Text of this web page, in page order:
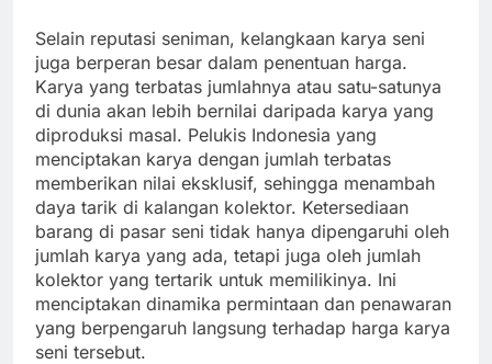
Selain reputasi seniman, kelangkaan karya seni
juga berperan besar dalam penentuan harga.
Karya yang terbatas jumlahnya atau satu-satunya
di dunia akan lebih bernilai daripada karya yang
diproduksi masal. Pelukis Indonesia yang
menciptakan karya dengan jumlah terbatas
memberikan nilai eksklusif, sehingga menambah
daya tarik di kalangan kolektor. Ketersediaan
barang di pasar seni tidak hanya dipengaruhi oleh
jumlah karya yang ada, tetapi juga oleh jumlah
kolektor yang tertarik untuk memilikinya. Ini
menciptakan dinamika permintaan dan penawaran
yang berpengaruh langsung terhadap harga karya
seni tersebut.